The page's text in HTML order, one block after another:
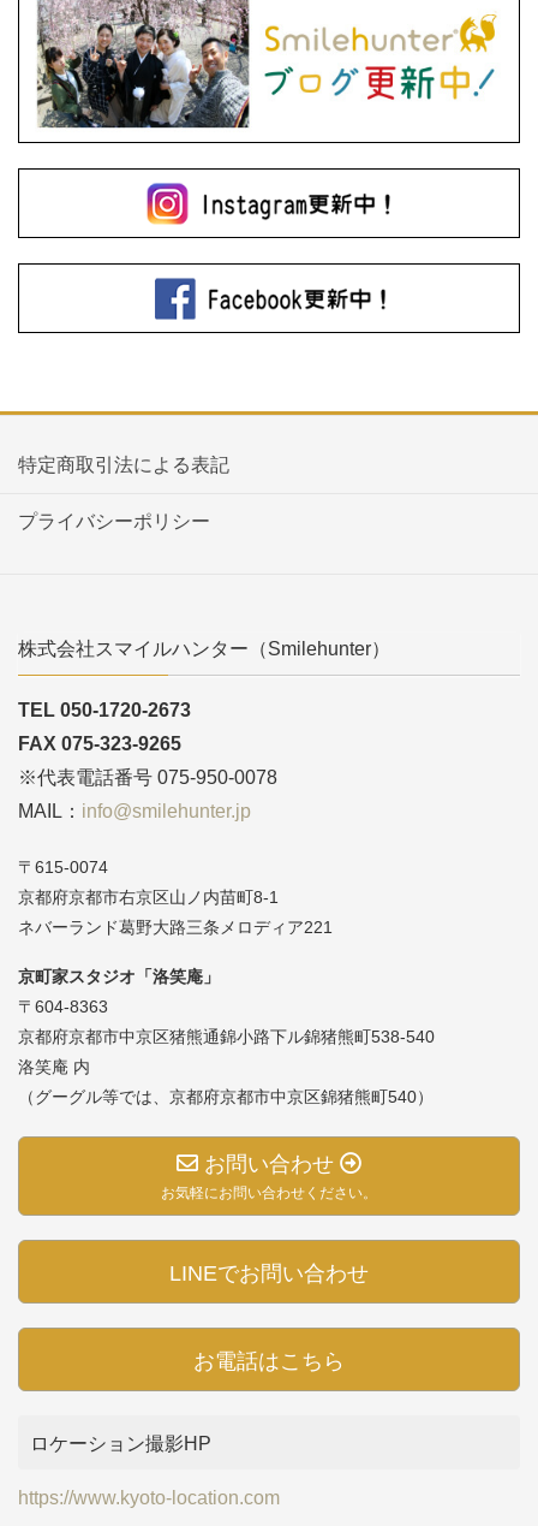
特定商取引法による表記
プライバシーポリシー
株式会社スマイルハンター（Smilehunter）
TEL 050-1720-2673
FAX 075-323-9265
※代表電話番号 075-950-0078
MAIL： info@smilehunter.jp
〒615-0074
京都府京都市右京区山ノ内苗町8-1
ネバーランド葛野大路三条メロディア221
京町家スタジオ「洛笑庵」
〒604-8363
京都府京都市中京区猪熊通錦小路下ル錦猪熊町538-540
洛笑庵 内
（グーグル等では、京都府京都市中京区錦猪熊町540）
お問い合わせ
お気軽にお問い合わせください。
LINEでお問い合わせ
お電話はこちら
ロケーション撮影HP
https://www.kyoto-location.com